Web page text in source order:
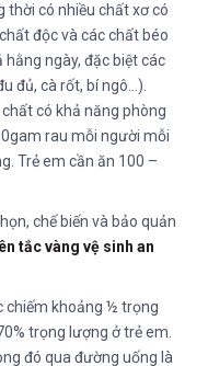
thời có nhiều chất xơ có
độc và các chất béo
hằng ngày, đặc biệt các
đủ, cà rốt, bí ngô…).
có khả năng phòng
rau mỗi người mỗi
Trẻ em cần ăn 100 –
chế biến và bảo quản
tắc vàng vệ sinh an
chiếm khoảng ½ trọng
trọng lượng ở trẻ em.
đó qua đường uống là